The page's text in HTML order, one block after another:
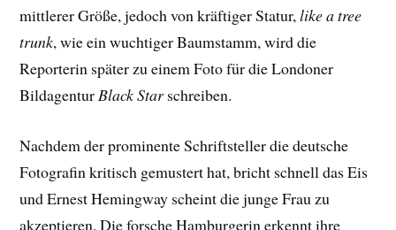
mittlerer Größe, jedoch von kräftiger Statur,like a tree
trunk, wie ein wuchtiger Baumstamm, wird die
Reporterin später zu einem Foto für die Londoner
BildagenturBlack Starschreiben.
Nachdem der prominente Schriftsteller die deutsche
Fotografin kritisch gemustert hat, bricht schnell das Eis
und Ernest Hemingway scheint die junge Frau zu
akzeptieren. Die forsche Hamburgerin erkennt ihre